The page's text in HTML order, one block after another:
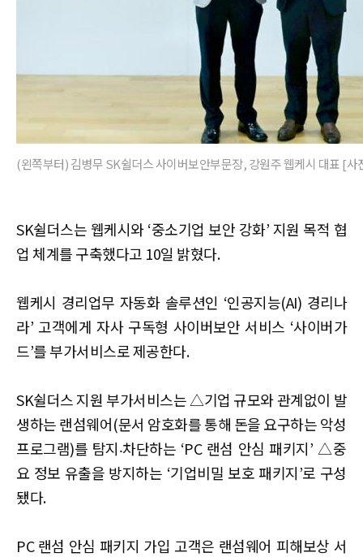
(왼쪽부터) 김병무 SK쉴더스 사이버보안부문장, 강원주 웹케시 대표 [
SK쉴더스는 웹케시와 ‘중소기업 보안 강화’ 지원 목적 협
업 체계를 구축했다고 10일 밝혔다.
웹케시 경리업무 자동화 솔루션인 ‘인공지능(AI) 경리나
라’ 고객에게 자사 구독형 사이버보안 서비스 ‘사이버가
드’를 부가서비스로 제공한다.
SK쉴더스 지원 부가서비스는 △기업 규모와 관계없이 발
생하는 랜섬웨어(문서 암호화를 통해 돈을 요구하는 악성
프로그램)를 탐지‧차단하는 ‘PC 랜섬 안심 패키지’ △중
요 정보 유출을 방지하는 ‘기업비밀 보호 패키지’로 구성
됐다.
PC 랜섬 안심 패키지 가입 고객은 랜섬웨어 피해보상 서